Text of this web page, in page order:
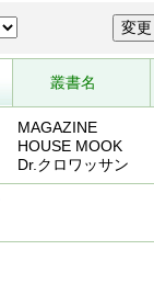
叢書名
MAGAZINE
HOUSE MOOK
Dr.クロワッサン